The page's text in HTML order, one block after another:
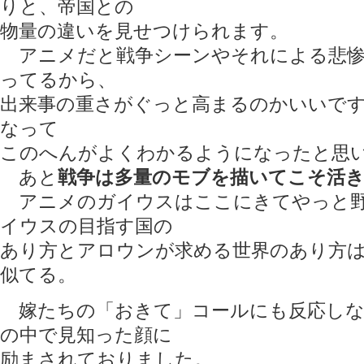
りと、帝国との
物量の違いを見せつけられます。
アニメだと戦争シーンやそれによる悲
ってるから、
出来事の重さがぐっと高まるのかいいで
なって
このへんがよくわかるようになったと思
あと 戦争は多量のモブを描いてこそ活
アニメのガイウスはここにきてやっと
イウスの目指す国の
あり方とアロウンが求める世界のあり方
似てる。
嫁たちの「おきて」コールにも反応し
の中で見知った顔に
励まされておりました。